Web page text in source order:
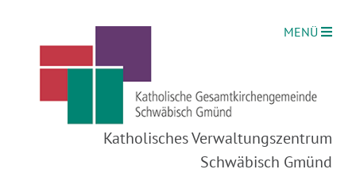
MENÜ
Katholisches Verwaltungszentrum
Schwäbisch Gmünd